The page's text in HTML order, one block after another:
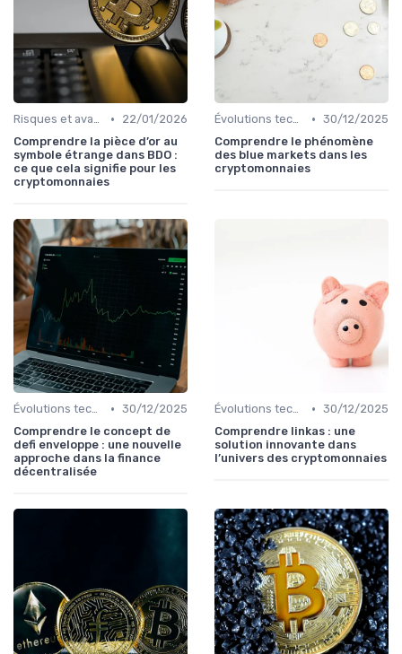
Risques et avantages •
22/01/2026
Comprendre la pièce d’or au
symbole étrange dans BDO :
ce que cela signifie pour les
cryptomonnaies
Évolutions technologiques (DeFi, NFTs, etc.) • 30/12/2025
Comprendre le phénomène
des blue markets dans les
cryptomonnaies
Évolutions technologiques (DeFi, NFTs, etc.) • 30/12/2025
Comprendre le concept de
defi enveloppe : une nouvelle
approche dans la finance
décentralisée
Évolutions technologiques (DeFi, NFTs, etc.) • 30/12/2025
Comprendre linkas : une
solution innovante dans
l’univers des cryptomonnaies